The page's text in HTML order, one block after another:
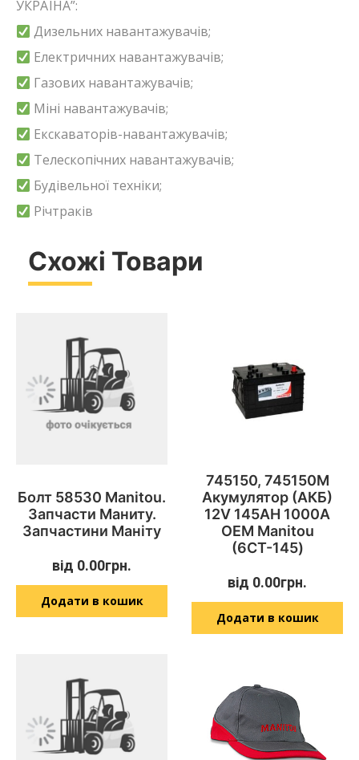
УКРАЇНА”:
Дизельних навантажувачів;
Електричних навантажувачів;
Газових навантажувачів;
Міні навантажувачів;
Екскаваторів-навантажувачів;
Телескопічних навантажувачів;
Будівельної техніки;
Річтраків
Схожі Товари
Болт 58530 Manitou.
Запчасти Маниту.
Запчастини Маніту
від 0.00грн.
Додати в кошик
745150, 745150M
Акумулятор (АКБ)
12V 145AH 1000A
OEM Manitou
(6СТ-145)
від 0.00грн.
Додати в кошик